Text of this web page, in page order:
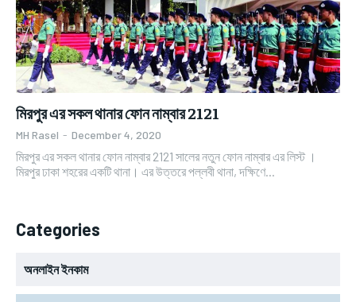
মিরপুর এর সকল থানার ফোন নাম্বার 2121
MH Rasel - December 4, 2020
মিরপুর এর সকল থানার ফোন নাম্বার 2121 সালের নতুন ফোন নাম্বার এর লিস্ট ।
মিরপুর ঢাকা শহরের একটি থানা। এর উত্তরে পল্লবী থানা, দক্ষিণে...
Categories
অনলাইন ইনকাম